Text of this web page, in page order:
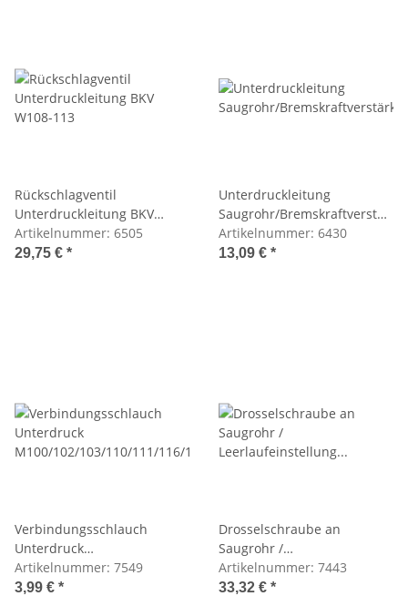
Rückschlagventil
Unterdruckleitung BKV
W108-113
Artikelnummer: 6505
29,75 € *
Unterdruckleitung
Saugrohr/Bremskraftverstärker
(Meterware)
Artikelnummer: 6430
13,09 € *
Verbindungsschlauch
Unterdruck
M100/102/103/110/111/116/117
Artikelnummer: 7549
3,99 € *
Drosselschraube an
Saugrohr /
Leerlaufeinstellung
M110/114/127/129/130/189
Artikelnummer: 7443
33,32 € *